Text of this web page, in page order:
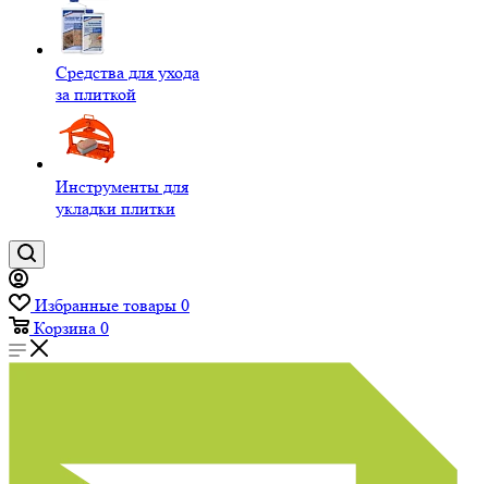
Средства для ухода
за плиткой
Инструменты для
укладки плитки
Избранные товары 0
Корзина 0